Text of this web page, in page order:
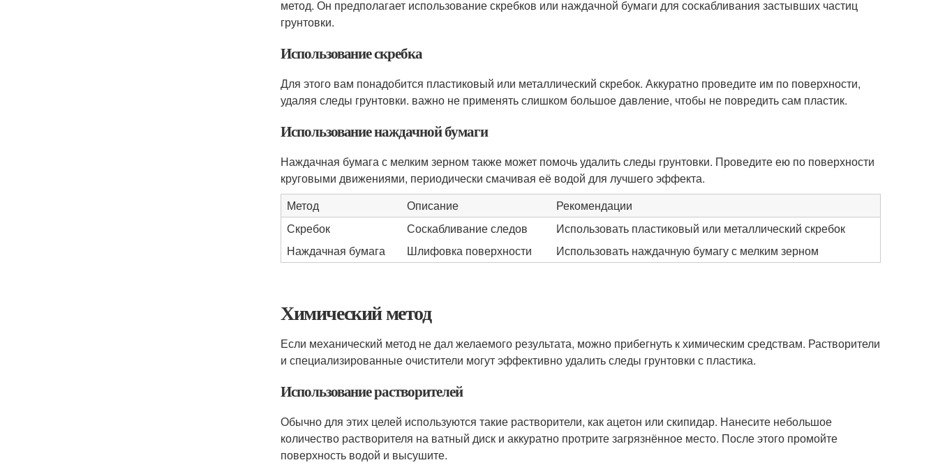
метод. Он предполагает использование скребков или наждачной бумаги для соскабливания застывших частиц
грунтовки.
Использование скребка
Для этого вам понадобится пластиковый или металлический скребок. Аккуратно проведите им по поверхности,
удаляя следы грунтовки. важно не применять слишком большое давление, чтобы не повредить сам пластик.
Использование наждачной бумаги
Наждачная бумага с мелким зерном также может помочь удалить следы грунтовки. Проведите ею по поверхности
круговыми движениями, периодически смачивая её водой для лучшего эффекта.
Метод
Описание
Рекомендации
Скребок
Соскабливание следов
Использовать пластиковый или металлический скребок
Наждачная бумага
Шлифовка поверхности Использовать наждачную бумагу с мелким зерном
Химический метод
Если механический метод не дал желаемого результата, можно прибегнуть к химическим средствам. Растворители
и специализированные очистители могут эффективно удалить следы грунтовки с пластика.
Использование растворителей
Обычно для этих целей используются такие растворители, как ацетон или скипидар. Нанесите небольшое
количество растворителя на ватный диск и аккуратно протрите загрязнённое место. После этого промойте
поверхность водой и высушите.